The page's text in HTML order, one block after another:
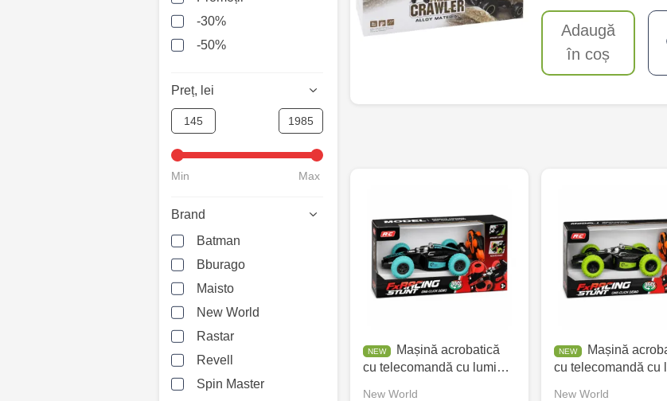
-30%
-50%
Preț, lei
Min Max
Brand
Batman
Bburago
Maisto
New World
Rastar
Revell
Spin Master
Adaugă
în coș
Mașină acrobatică
cu telecomandă cu lumi…
New World
Mașină
cu telecomandă cu
New World